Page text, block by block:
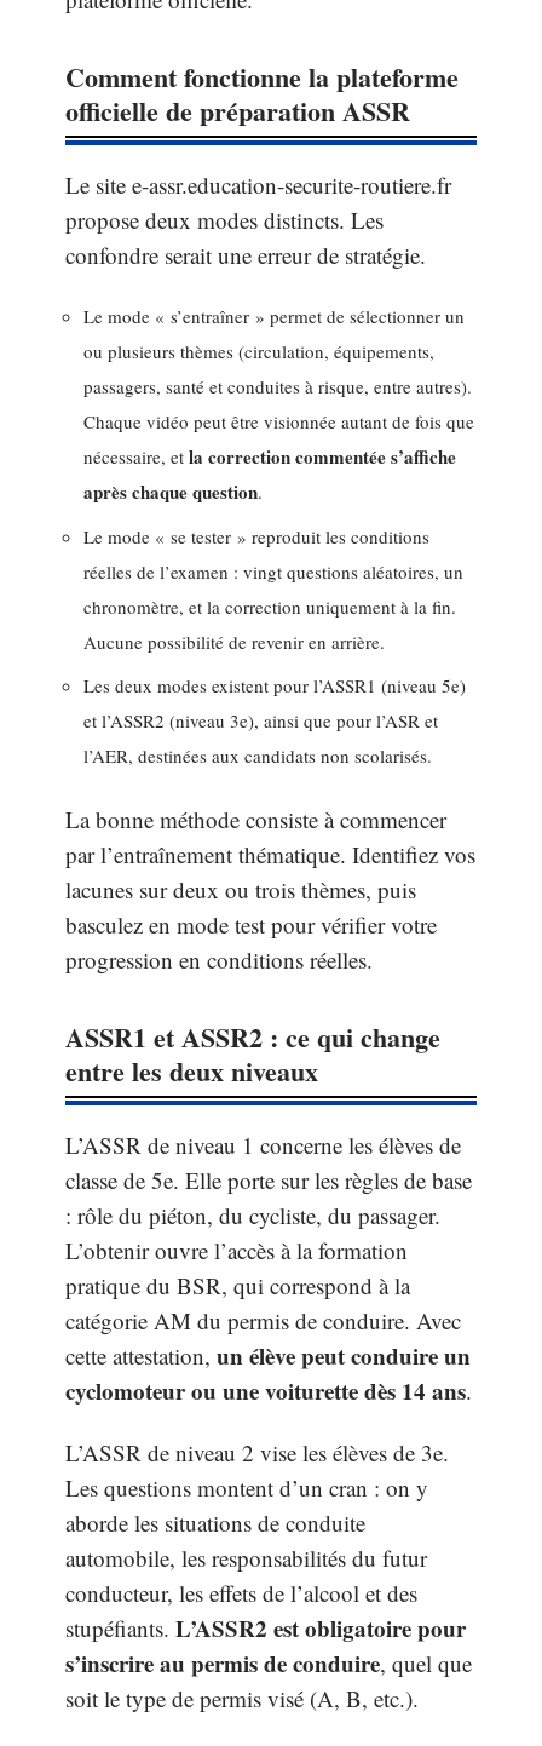
Comment fonctionne la plateforme
officielle de préparation ASSR
Le site e-assr.education-securite-routiere.fr
propose deux modes distincts. Les
confondre serait une erreur de stratégie.
Le mode « s’entraîner » permet de sélectionner un
ou plusieurs thèmes (circulation, équipements,
passagers, santé et conduites à risque, entre autres).
Chaque vidéo peut être visionnée autant de fois que
nécessaire, et la correction commentée s’affiche
après chaque question.
Le mode « se tester » reproduit les conditions
réelles de l’examen : vingt questions aléatoires, un
chronomètre, et la correction uniquement à la fin.
Aucune possibilité de revenir en arrière.
Les deux modes existent pour l’ASSR1 (niveau 5e)
et l’ASSR2 (niveau 3e), ainsi que pour l’ASR et
l’AER, destinées aux candidats non scolarisés.
La bonne méthode consiste à commencer
par l’entraînement thématique. Identifiez vos
lacunes sur deux ou trois thèmes, puis
basculez en mode test pour vérifier votre
progression en conditions réelles.
ASSR1 et ASSR2 : ce qui change
entre les deux niveaux
L’ASSR de niveau 1 concerne les élèves de
classe de 5e. Elle porte sur les règles de base
: rôle du piéton, du cycliste, du passager.
L’obtenir ouvre l’accès à la formation
pratique du BSR, qui correspond à la
catégorie AM du permis de conduire. Avec
cette attestation, un élève peut conduire un
cyclomoteur ou une voiturette dès 14 ans.
L’ASSR de niveau 2 vise les élèves de 3e.
Les questions montent d’un cran : on y
aborde les situations de conduite
automobile, les responsabilités du futur
conducteur, les effets de l’alcool et des
stupéfiants. L’ASSR2 est obligatoire pour
s’inscrire au permis de conduire, quel que
soit le type de permis visé (A, B, etc.).